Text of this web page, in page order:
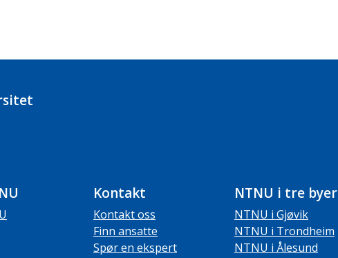
Kontakt
Kontakt oss
Finn ansatte
Spør en ekspert
NTNU i tre byer
NTNU i Gjøvik
NTNU i Trondheim
NTNU i Ålesund